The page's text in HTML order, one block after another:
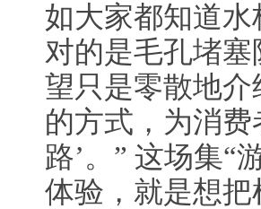
如大家都知道
对的是毛孔堵
望只是零散地
的方式，为消
路’。” 这场集“
体验，就是想